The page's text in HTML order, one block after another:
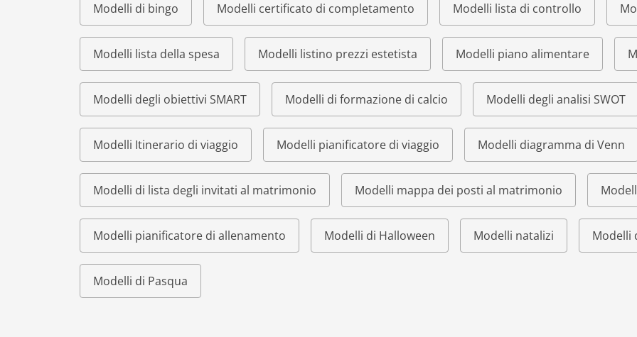
Modelli di bingo Modelli certificato di completamento Modelli lista di controllo
Modelli lista della spesa Modelli listino prezzi estetista Modelli piano alimentare
Modelli degli obiettivi SMART Modelli di formazione di calcio Modelli degli analisi SWOT
Modelli Itinerario di viaggio Modelli pianificatore di viaggio Modelli diagramma di Venn
Modelli di lista degli invitati al matrimonio Modelli mappa dei posti al matrimonio
Modelli pianificatore di allenamento Modelli di Halloween Modelli natalizi Modelli
Modelli di Pasqua